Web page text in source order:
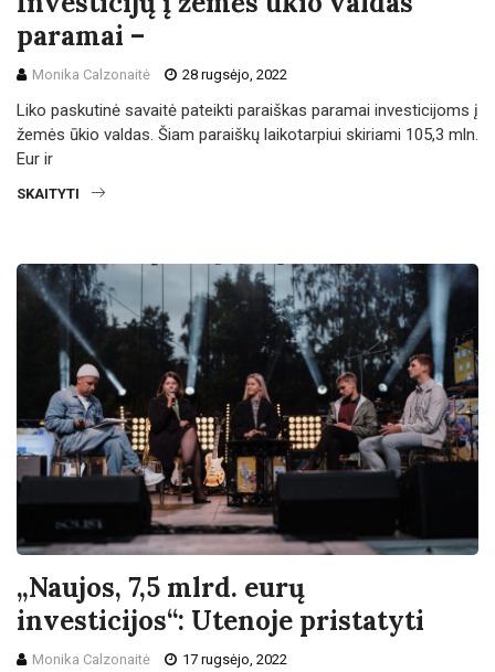
paramai –
Monika Calzonaitė 28 rugsėjo, 2022
Liko paskutinė savaitė pateikti paraiškas paramai investicijoms į
žemės ūkio valdas. Šiam paraiškų laikotarpiui skiriami 105,3 mln.
Eur ir
SKAITYTI
„Naujos, 7,5 mlrd. eurų
investicijos“: Utenoje pristatyti
Monika Calzonaitė 17 rugsėjo, 2022